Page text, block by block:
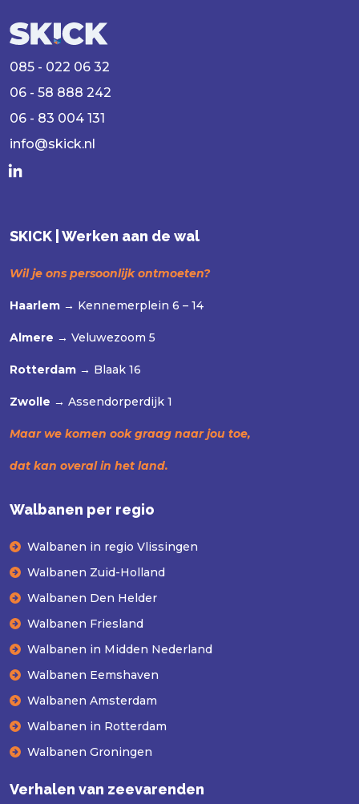
085 - 022 06 32
06 - 58 888 242
06 - 83 004 131
info@skick.nl
SKICK | Werken aan de wal
Wil je ons persoonlijk ontmoeten?
Haarlem → Kennemerplein 6 – 14
Almere → Veluwezoom 5
Rotterdam → Blaak 16
Zwolle → Assendorperdijk 1
Maar we komen ook graag naar jou toe,
dat kan overal in het land.
Walbanen per regio
Walbanen in regio Vlissingen
Walbanen Zuid-Holland
Walbanen Den Helder
Walbanen Friesland
Walbanen in Midden Nederland
Walbanen Eemshaven
Walbanen Amsterdam
Walbanen in Rotterdam
Walbanen Groningen
Verhalen van zeevarenden